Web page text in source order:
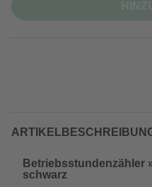
Betriebsstundenzähler
schwarz